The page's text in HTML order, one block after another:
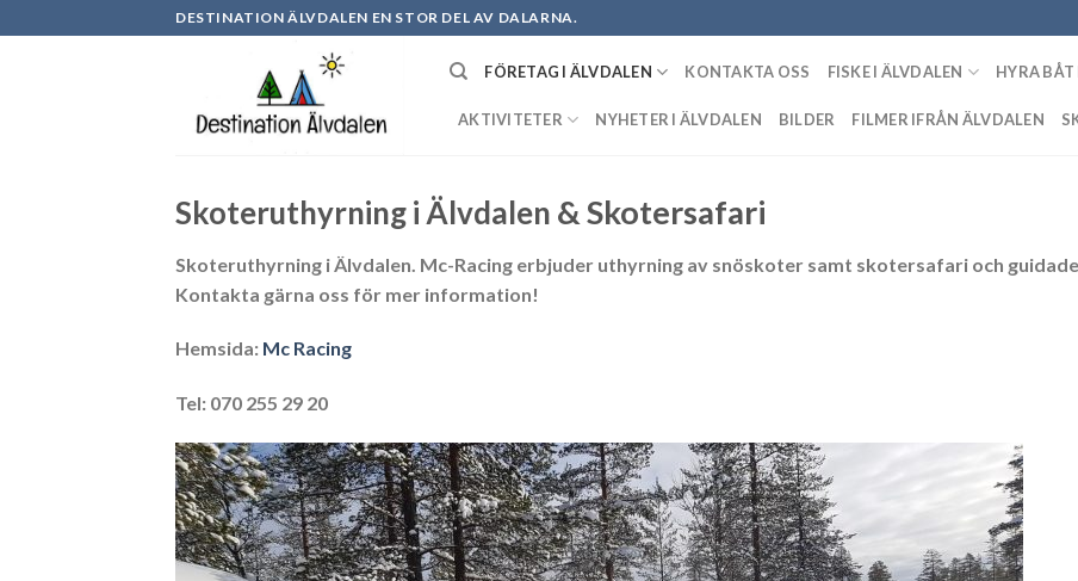
to
DESTINATION ÄLVDALEN EN STOR DEL AV DALARNA.
FÖRETAG I ÄLVDALEN KONTAKTA OSS FISKE I ÄLVDALEN HYRA
AKTIVITETER NYHETER I ÄLVDALEN BILDER FILMER IFRÅN ÄLVDALEN
Skoteruthyrning i Älvdalen & Skotersafari
Skoteruthyrning i Älvdalen . Mc-Racing erbjuder uthyrning av snöskoter samt skotersafari och
Kontakta gärna oss för mer information!
Hemsida: Mc Racing
Tel: 070 255 29 20